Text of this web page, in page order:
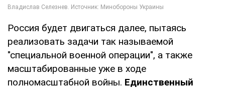
Россия будет двигаться далее, пытаясь
реализовать задачи так называемой
"специальной военной операции", а также
масштабированные уже в ходе
полномасштабной войны. Единственный